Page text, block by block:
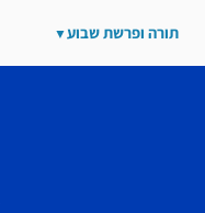
תורה ופרשת שבוע